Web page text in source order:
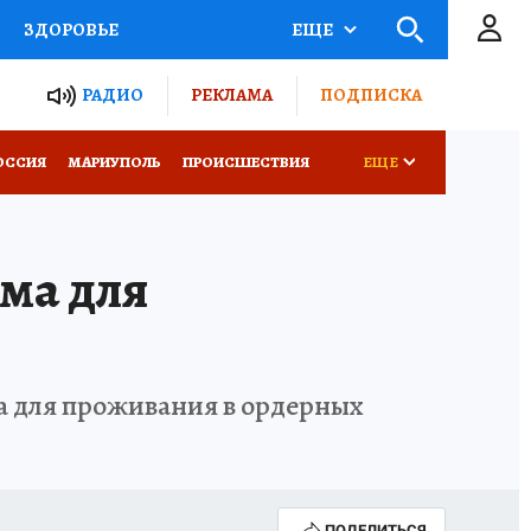
ЗДОРОВЬЕ
РОССИИ
ЕЩЕ
РАДИО РЕКЛАМА ПОДПИСКА
МАРИУПОЛЬ ПРОИСШЕСТВИЯ ЕЩЕ
для
для проживания в ордерных